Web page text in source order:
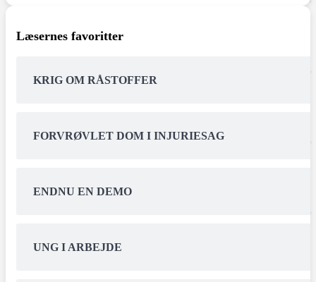
Læsernes favoritter
KRIG OM RÅSTOFFER
FORVRØVLET DOM I INJURIESAG
ENDNU EN DEMO
UNG I ARBEJDE